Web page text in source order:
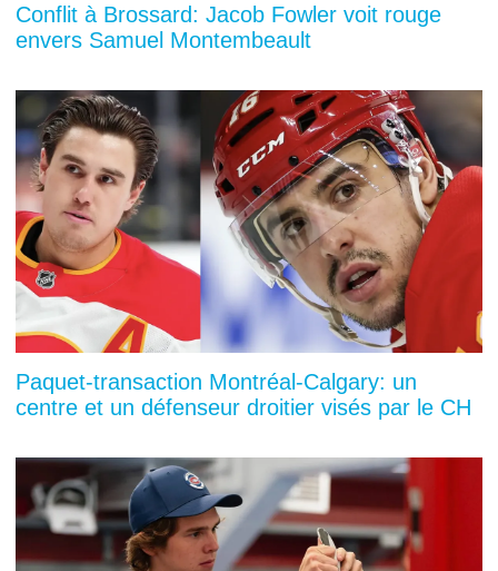
Conflit à Brossard: Jacob Fowler voit rouge
envers Samuel Montembeault
Paquet-transaction Montréal-Calgary: un
centre et un défenseur droitier visés par le CH